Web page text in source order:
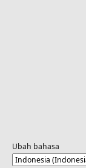
Ubah bahasa